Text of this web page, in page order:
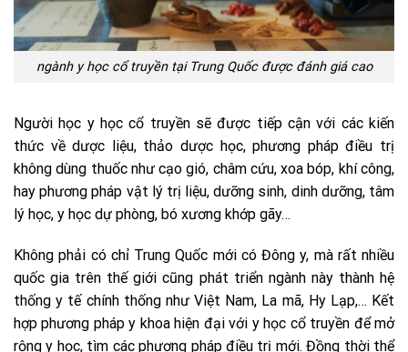
ngành y học cổ truyền tại Trung Quốc được đánh giá cao
Người học y học cổ truyền sẽ được tiếp cận với các kiến
thức về dược liệu, thảo dược học, phương pháp điều trị
không dùng thuốc như cạo gió, châm cứu, xoa bóp, khí công,
hay phương pháp vật lý trị liệu, dưỡng sinh, dinh dưỡng, tâm
lý học, y học dự phòng, bó xương khớp gãy…
Không phải có chỉ Trung Quốc mới có Đông y, mà rất nhiều
quốc gia trên thế giới cũng phát triển ngành này thành hệ
thống y tế chính thống như Việt Nam, La mã, Hy Lạp,… Kết
hợp phương pháp y khoa hiện đại với y học cổ truyền để mở
rộng y học, tìm các phương pháp điều trị mới. Đồng thời thể